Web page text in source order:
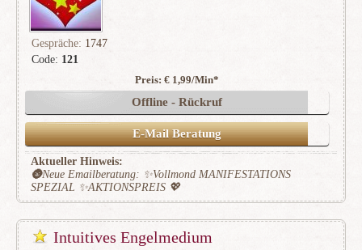
Code: 121
Gespräche: 1747
(347)
Preis: € 1,99/Min*
Offline - Rückruf
E-Mail Beratung
Aktueller Hinweis:
🌚Neue Emailberatung: ✨Vollmond MANIFESTATIONS
SPEZIAL ✨AKTIONSPREIS 💖
Intuitives Engelmedium